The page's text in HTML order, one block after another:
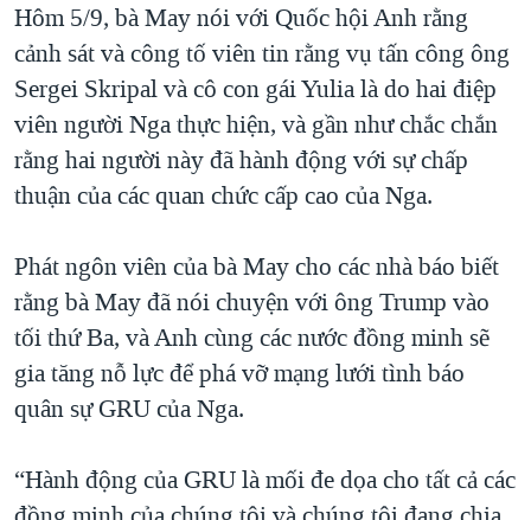
Hôm 5/9, bà May nói với Quốc hội Anh rằng
cảnh sát và công tố viên tin rằng vụ tấn công ông
Sergei Skripal và cô con gái Yulia là do hai điệp
viên người Nga thực hiện, và gần như chắc chắn
rằng hai người này đã hành động với sự chấp
thuận của các quan chức cấp cao của Nga.
Phát ngôn viên của bà May cho các nhà báo biết
rằng bà May đã nói chuyện với ông Trump vào
tối thứ Ba, và Anh cùng các nước đồng minh sẽ
gia tăng nỗ lực để phá vỡ mạng lưới tình báo
quân sự GRU của Nga.
“Hành động của GRU là mối đe dọa cho tất cả các